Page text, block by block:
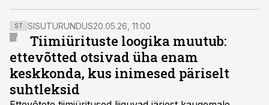
pole ning organisatsiooni roiskumise vältimiseks
saadetakse igal aastal pingile 10% nõrgematest lülidest.
ST SISUTURUNDUS20.05.26, 11:00
Tiimiürituste loogika muutub:
ettevõtted otsivad üha enam
keskkonda, kus inimesed päriselt
suhtleksid